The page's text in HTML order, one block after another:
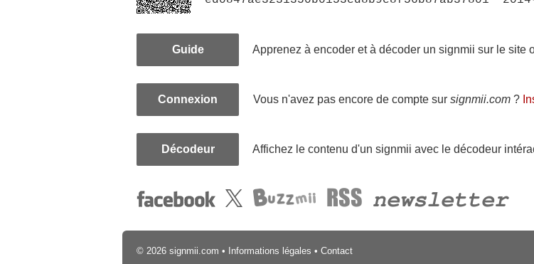
Guide Apprenez à encoder et à décoder un signmii sur le site
Connexion Vous n'avez pas encore de compte sur signmii.com ?
Décodeur Affichez le contenu d'un signmii avec le décodeur
© 2026 signmii.com • Informations légales • Contact